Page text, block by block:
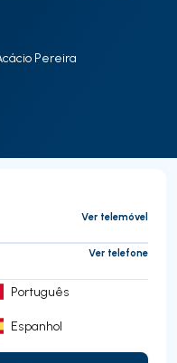
Pereira
Ver telemóvel
Ver telefone
Português
Espanhol